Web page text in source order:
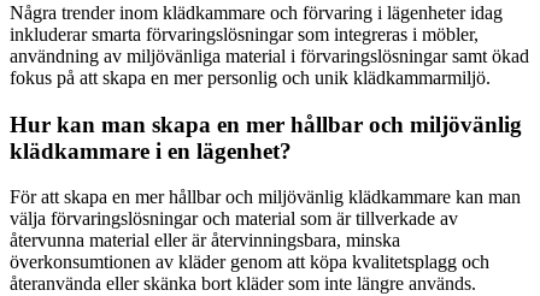
Några trender inom klädkammare och förvaring i lägenheter idag
inkluderar smarta förvaringslösningar som integreras i möbler,
användning av miljövänliga material i förvaringslösningar samt ökad
fokus på att skapa en mer personlig och unik klädkammarmiljö.
Hur kan man skapa en mer hållbar och miljövänlig
klädkammare i en lägenhet?
För att skapa en mer hållbar och miljövänlig klädkammare kan man
välja förvaringslösningar och material som är tillverkade av
återvunna material eller är återvinningsbara, minska
överkonsumtionen av kläder genom att köpa kvalitetsplagg och
återanvända eller skänka bort kläder som inte längre används.